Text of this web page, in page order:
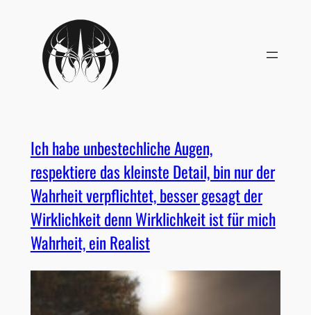
Ich habe unbestechliche Augen,
respektiere das kleinste Detail, bin nur der
Wahrheit verpflichtet, besser gesagt der
Wirklichkeit denn Wirklichkeit ist für mich
Wahrheit, ein Realist